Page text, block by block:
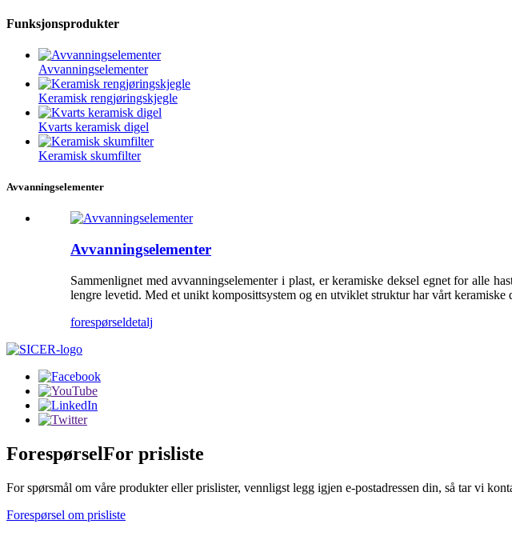
Funksjonsprodukter
Avvanningselementer
Keramisk rengjøringskjegle
Kvarts keramisk digel
Keramisk skumfilter
Avvanningselementer
Avvanningselementer
Sammenlignet med avvanningselementer i plast, er keramiske deksel egnet for alle
lengre levetid. Med et unikt komposittsystem og en utviklet struktur har vårt
forespørseldetalj
ForespørselFor prisliste
For spørsmål om våre produkter eller prislister, vennligst legg igjen e-postadressen din, så tar vi
Forespørsel om prisliste